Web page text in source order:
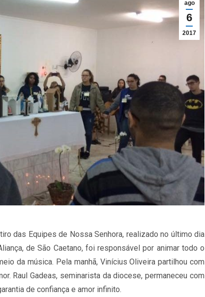
ago
6
2017
das Equipes de Nossa Senhora, realizado no último dia
de São Caetano, foi responsável por animar todo o
da música. Pela manhã, Vinícius Oliveira partilhou com
Raul Gadeas, seminarista da diocese, permaneceu com
de confiança e amor infinito.